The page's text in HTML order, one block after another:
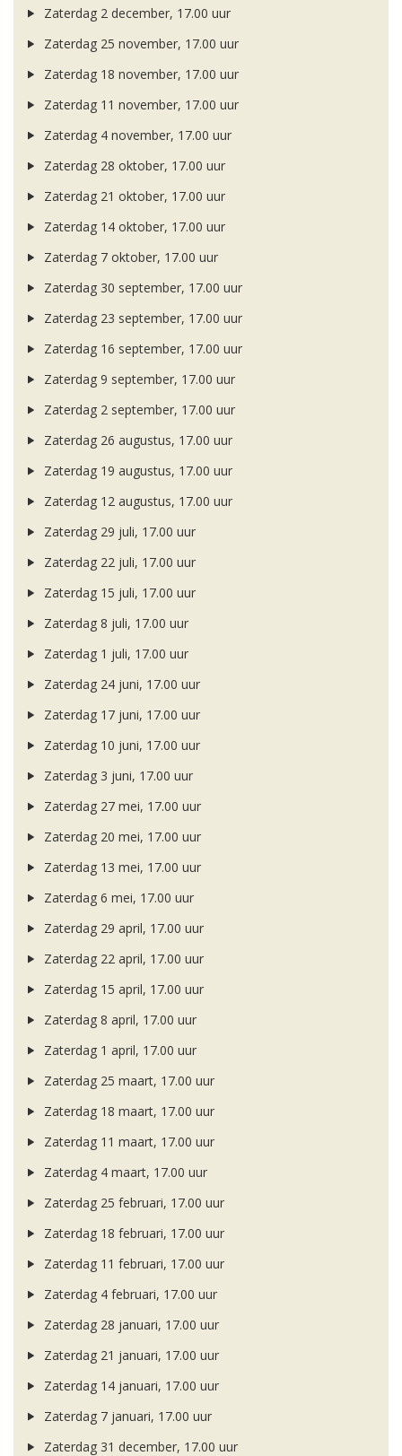
Zaterdag 2 december, 17.00 uur
Zaterdag 25 november, 17.00 uur
Zaterdag 18 november, 17.00 uur
Zaterdag 11 november, 17.00 uur
Zaterdag 4 november, 17.00 uur
Zaterdag 28 oktober, 17.00 uur
Zaterdag 21 oktober, 17.00 uur
Zaterdag 14 oktober, 17.00 uur
Zaterdag 7 oktober, 17.00 uur
Zaterdag 30 september, 17.00 uur
Zaterdag 23 september, 17.00 uur
Zaterdag 16 september, 17.00 uur
Zaterdag 9 september, 17.00 uur
Zaterdag 2 september, 17.00 uur
Zaterdag 26 augustus, 17.00 uur
Zaterdag 19 augustus, 17.00 uur
Zaterdag 12 augustus, 17.00 uur
Zaterdag 29 juli, 17.00 uur
Zaterdag 22 juli, 17.00 uur
Zaterdag 15 juli, 17.00 uur
Zaterdag 8 juli, 17.00 uur
Zaterdag 1 juli, 17.00 uur
Zaterdag 24 juni, 17.00 uur
Zaterdag 17 juni, 17.00 uur
Zaterdag 10 juni, 17.00 uur
Zaterdag 3 juni, 17.00 uur
Zaterdag 27 mei, 17.00 uur
Zaterdag 20 mei, 17.00 uur
Zaterdag 13 mei, 17.00 uur
Zaterdag 6 mei, 17.00 uur
Zaterdag 29 april, 17.00 uur
Zaterdag 22 april, 17.00 uur
Zaterdag 15 april, 17.00 uur
Zaterdag 8 april, 17.00 uur
Zaterdag 1 april, 17.00 uur
Zaterdag 25 maart, 17.00 uur
Zaterdag 18 maart, 17.00 uur
Zaterdag 11 maart, 17.00 uur
Zaterdag 4 maart, 17.00 uur
Zaterdag 25 februari, 17.00 uur
Zaterdag 18 februari, 17.00 uur
Zaterdag 11 februari, 17.00 uur
Zaterdag 4 februari, 17.00 uur
Zaterdag 28 januari, 17.00 uur
Zaterdag 21 januari, 17.00 uur
Zaterdag 14 januari, 17.00 uur
Zaterdag 7 januari, 17.00 uur
Zaterdag 31 december, 17.00 uur